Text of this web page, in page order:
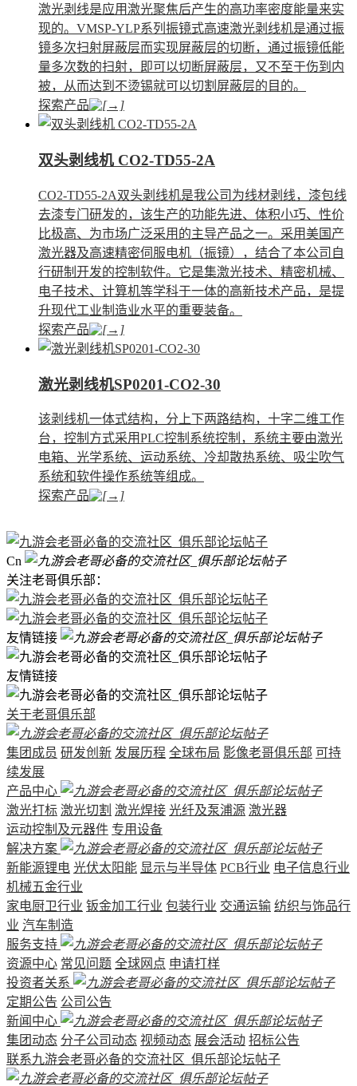
激光剥线是应用激光聚焦后产生的高功率密度能量来实
现的。VMSP-YLP系列振镜式高速激光剥线机是通过振
镜多次扫射屏蔽层而实现屏蔽层的切断，通过振镜低能
量多次数的扫射，即可以切断屏蔽层，又不至于伤到内
被，从而达到不烫锡就可以切割屏蔽层的目的。
探索产品
双头剥线机 CO2-TD55-2A
CO2-TD55-2A双头剥线机是我公司为线材剥线，漆包线
去漆专门研发的，该生产的功能先进、体积小巧、性价
比极高、为市场广泛采用的主导产品之一。采用美国产
激光器及高速精密伺服电机（振镜），结合了本公司自
行研制开发的控制软件。它是集激光技术、精密机械、
电子技术、计算机等学科于一体的高新技术产品，是提
升现代工业制造业水平的重要装备。
探索产品
激光剥线机SP0201-CO2-30
该剥线机一体式结构，分上下两路结构，十字二维工作
台，控制方式采用PLC控制系统控制，系统主要由激光
电箱、光学系统、运动系统、冷却散热系统、吸尘吹气
系统和软件操作系统等组成。
探索产品
Cn
关注老哥俱乐部：
友情链接
友情链接
关于老哥俱乐部
集团成员 研发创新 发展历程 全球布局 影像老哥俱乐部 可持
续发展
产品中心
激光打标 激光切割 激光焊接 光纤及泵浦源 激光器
运动控制及元器件 专用设备
解决方案
新能源锂电 光伏太阳能 显示与半导体 PCB行业 电子信息行业
机械五金行业
家电厨卫行业 钣金加工行业 包装行业 交通运输 纺织与饰品行
业 汽车制造
服务支持
资源中心 常见问题 全球网点 申请打样
投资者关系
定期公告 公司公告
新闻中心
集团动态 分子公司动态 视频动态 展会活动 招标公告
联系九游会老哥必备的交流社区_俱乐部论坛帖子